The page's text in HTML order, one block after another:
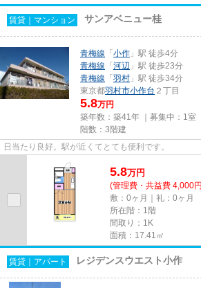
賃貸｜マンション サンアベニュー桂
青梅線 「小作 」駅 徒歩4分
青梅線 「河辺 」駅 徒歩23分
青梅線 「羽村 」駅 徒歩34分
東京都羽村市小作台 ２丁目
5.8万円
築年数：築41年 ｜募集中： 1室
階数：3階建
日当たり良好。駅が近くてとても便利です。
5.8万円
(管理費・共益費 4,000
敷：0ヶ月｜礼：0ヶ月
所在階：1階
間取り：1K
面積：17.41㎡
賃貸｜アパート レジデンスウエスト小作